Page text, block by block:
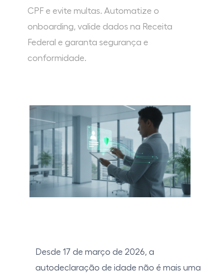
CPF e evite multas. Automatize o
onboarding, valide dados na Receita
Federal e garanta segurança e
conformidade.
Desde 17 de março de 2026, a
autodeclaração de idade não é mais uma